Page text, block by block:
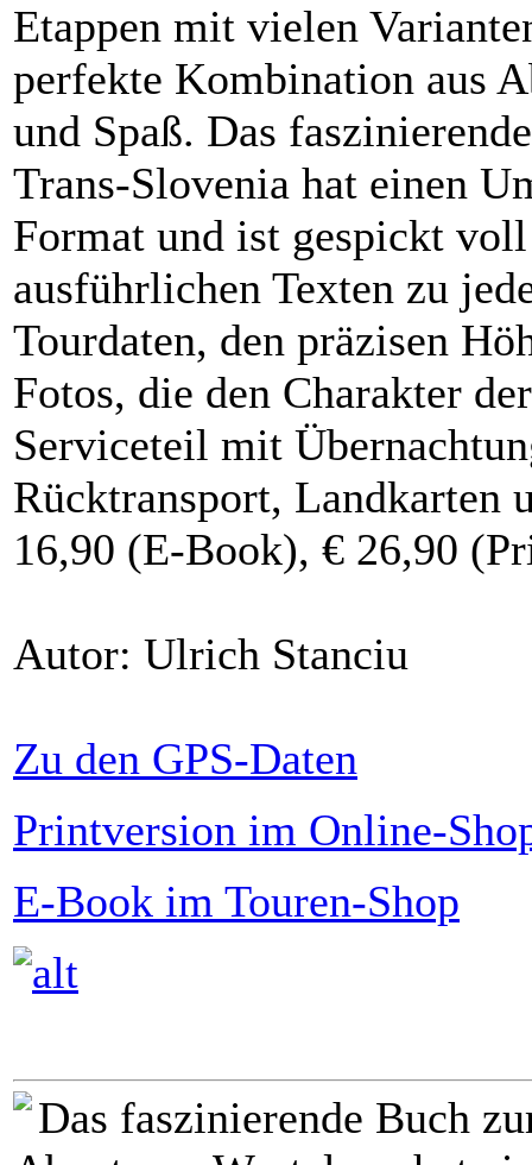
Etappen mit vielen
perfekte Kombination aus
und Spaß. Das
Trans-Slovenia hat einen
Format und ist gespickt
ausführlichen Texten zu
Tourdaten, den präzisen
Fotos, die den Charakter
Serviceteil mit
Rücktransport, Landkarten
16,90 (E-Book), € 26,90
Autor: Ulrich Stanciu
Zu den GPS-Daten
Printversion im Online-
E-Book im Touren-Shop
Das faszinierende Buch